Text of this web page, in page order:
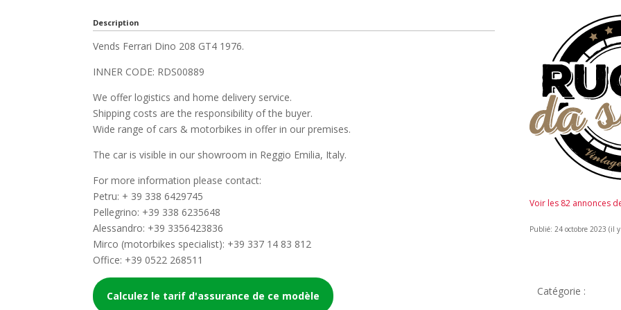
Description
Vends Ferrari Dino 208 GT4 1976.
INNER CODE: RDS00889
We offer logistics and home delivery service.
Shipping costs are the responsibility of the buyer.
Wide range of cars & motorbikes in offer in our premises.
The car is visible in our showroom in Reggio Emilia, Italy.
For more information please contact:
Petru: + 39 338 6429745
Pellegrino: +39 338 6235648
Alessandro: +39 3356423836
Mirco (motorbikes specialist): +39 337 14 83 812
Office: +39 0522 268511
Calculez le tarif d'assurance de ce modèle
Voir les 82 annonces
Publié: 24 octobre 2023 (il
Catégorie :